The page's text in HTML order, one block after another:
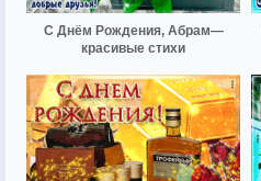
С Днём Рождения, Абрам—
красивые стихи